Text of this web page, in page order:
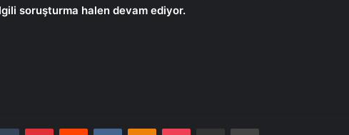
soruşturma halen devam ediyor.
Tumblr PinterestReddit VKontakteOdnoklassniki
Pocket E-Posta ile paylaş Yazdır